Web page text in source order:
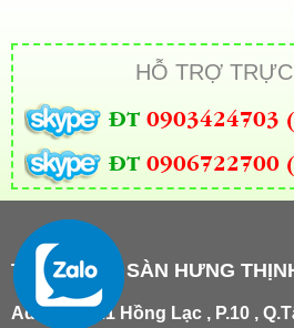
HỖ TRỢ
ĐT 0903424703
ĐT 0906722700
THẢM TRẢI SÀN HƯNG
Add : 181/21 Hồng Lạc , P.10 ,